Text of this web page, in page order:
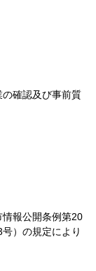
確認及び事前質
報公開条例第20
）の規定により